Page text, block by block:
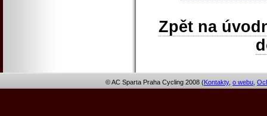
Zpět na
© AC Sparta Praha Cycling 2008 (Kontakty, o webu